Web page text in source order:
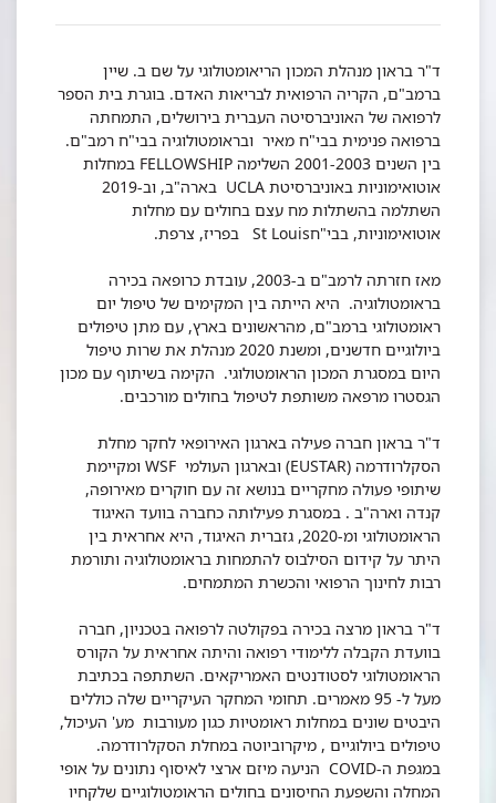
בראון
מוסקוביץ
יולנדה
בראון
-
מוסקוביץ
ד"ר בראון מנהלת המכון הריאומטולוגי על שם ב. שיין
ברמב"ם, הקריה הרפואית לבריאות האדם. בוגרת בית הספר
לרפואה של האוניברסיטה העברית בירושלים, התמחתה
ברפואה פנימית בבי"ח מאיר ובראומטולוגיה בבי"ח רמב"ם.
בין השנים 2001-2003 השלימה FELLOWSHIP במחלות
אוטואימוניות באוניברסיטת UCLA בארה"ב, וב-2019
השתלמה בהשתלות מח עצם בחולים עם מחלות
אוטואימוניות, בבי"חSt Louis בפריז, צרפת.
מאז חזרתה לרמב"ם ב-2003, עובדת כרופאה בכירה
בראומטולוגיה. היא הייתה בין המקימים של טיפול יום
ראומטולוגי ברמב"ם, מהראשונים בארץ, עם מתן טיפולים
ביולוגיים חדשנים, ומשנת 2020 מנהלת את שרות טיפול
היום במסגרת המכון הראומטולוגי. הקימה בשיתוף עם מכון
הגסטרו מרפאה משותפת לטיפול בחולים מורכבים.
ד"ר בראון חברה פעילה בארגון האירופאי לחקר מחלת
הסקלרודרמה (EUSTAR) ובארגון העולמי WSF ומקיימת
שיתופי פעולה מחקריים בנושא זה עם חוקרים מאירופה,
קנדה וארה"ב . במסגרת פעילותה כחברה בוועד האיגוד
הראומטולוגי ומ-2020, גזברית האיגוד, היא אחראית בין
היתר על קידום הסילבוס להתמחות בראומטולוגיה ותורמת
רבות לחינוך הרפואי והכשרת המתמחים.
ד"ר בראון מרצה בכירה בפקולטה לרפואה בטכניון, חברה
בוועדת הקבלה ללימודי רפואה והיתה אחראית על הקורס
הראומטולוגי לסטודנטים האמריקאים. השתתפה בכתיבת
מעל ל- 95 מאמרים. תחומי המחקר העיקריים שלה כוללים
היבטים שונים במחלות ראומטיות כגון מעורבות מע' העיכול,
טיפולים ביולוגיים , מיקרוביוטה במחלת הסקלרודרמה.
במגפת ה-COVID הניעה מיזם ארצי לאיסוף נתונים על אופי
המחלה והשפעת החיסונים בחולים הראומטולוגיים שלקחיו